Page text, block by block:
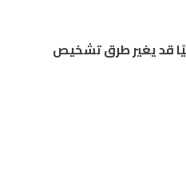
قد يغير طرق تشخيص